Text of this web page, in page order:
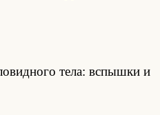
тела: вспышки и